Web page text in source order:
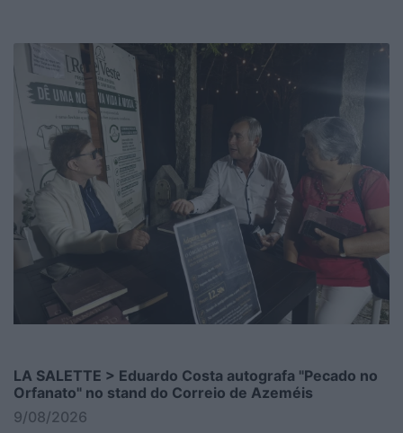
LA SALETTE > Eduardo Costa autografa "Pecado no
Orfanato" no stand do Correio de Azeméis
9/08/2026